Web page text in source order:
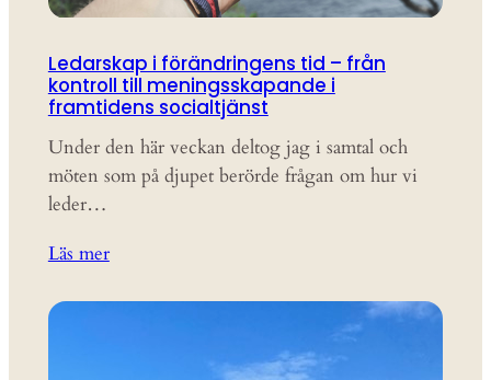
Ledarskap i förändringens tid – från
kontroll till meningsskapande i
framtidens socialtjänst
Under den här veckan deltog jag i samtal och
möten som på djupet berörde frågan om hur vi
leder…
Läs mer